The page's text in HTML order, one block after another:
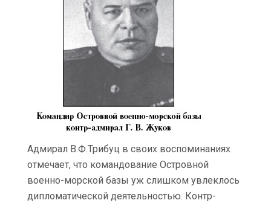
Адмирал В.Ф.Трибуц в своих воспоминаниях
отмечает, что командование Островной
военно-морской базы уж слишком увлеклось
дипломатической деятельностью. Контр-